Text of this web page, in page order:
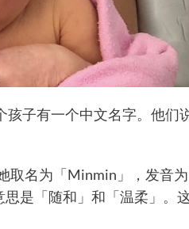
子有一个中文名字。他们
取名为「Minmin」，发音
是「随和」和「温柔」。